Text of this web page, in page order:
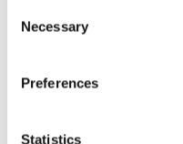
Selection
Necessary
Preferences
Statistics